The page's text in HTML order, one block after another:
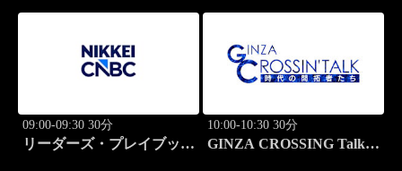
09:00-09:30 30分
リーダーズ・プレイブック
10:00-10:30 30分
GINZA CROSSING Talk